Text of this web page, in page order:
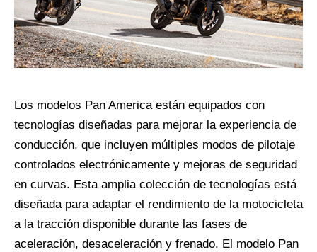
Los modelos Pan America están equipados con
tecnologías diseñadas para mejorar la experiencia de
conducción, que incluyen múltiples modos de pilotaje
controlados electrónicamente y mejoras de seguridad
en curvas. Esta amplia colección de tecnologías está
diseñada para adaptar el rendimiento de la motocicleta
a la tracción disponible durante las fases de
aceleración, desaceleración y frenado. El modelo Pan